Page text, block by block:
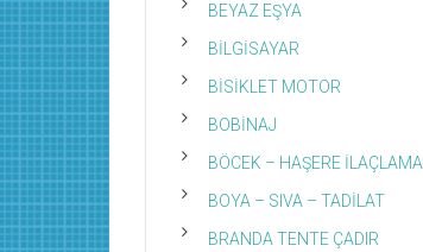
BEYAZ EŞYA
BİLGİSAYAR
BİSİKLET MOTOR
BOBİNAJ
BÖCEK – HAŞERE İLAÇLAMA
BOYA – SIVA – TADİLAT
BRANDA TENTE ÇADIR